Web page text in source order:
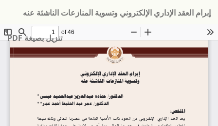
إلى
المؤلَّف
إبرام العقد الإداري الإلكتروني وتسوية المنازعات الناشئة عنه
تنزيل
تنزيل بصيغة PDF